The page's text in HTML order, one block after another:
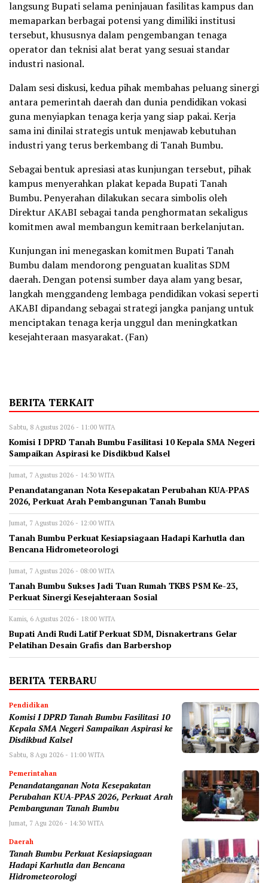
langsung Bupati selama peninjauan fasilitas kampus dan
memaparkan berbagai potensi yang dimiliki institusi
tersebut, khususnya dalam pengembangan tenaga
operator dan teknisi alat berat yang sesuai standar
industri nasional.
Dalam sesi diskusi, kedua pihak membahas peluang sinergi
antara pemerintah daerah dan dunia pendidikan vokasi
guna menyiapkan tenaga kerja yang siap pakai. Kerja
sama ini dinilai strategis untuk menjawab kebutuhan
industri yang terus berkembang di Tanah Bumbu.
Sebagai bentuk apresiasi atas kunjungan tersebut, pihak
kampus menyerahkan plakat kepada Bupati Tanah
Bumbu. Penyerahan dilakukan secara simbolis oleh
Direktur AKABI sebagai tanda penghormatan sekaligus
komitmen awal membangun kemitraan berkelanjutan.
Kunjungan ini menegaskan komitmen Bupati Tanah
Bumbu dalam mendorong penguatan kualitas SDM
daerah. Dengan potensi sumber daya alam yang besar,
langkah menggandeng lembaga pendidikan vokasi seperti
AKABI dipandang sebagai strategi jangka panjang untuk
menciptakan tenaga kerja unggul dan meningkatkan
kesejahteraan masyarakat. (Fan)
BERITA TERKAIT
Sabtu, 8 Agustus 2026 - 11:00 WITA
Komisi I DPRD Tanah Bumbu Fasilitasi 10 Kepala SMA Negeri
Sampaikan Aspirasi ke Disdikbud Kalsel
Jumat, 7 Agustus 2026 - 14:30 WITA
Penandatanganan Nota Kesepakatan Perubahan KUA-PPAS
2026, Perkuat Arah Pembangunan Tanah Bumbu
Jumat, 7 Agustus 2026 - 12:00 WITA
Tanah Bumbu Perkuat Kesiapsiagaan Hadapi Karhutla dan
Bencana Hidrometeorologi
Jumat, 7 Agustus 2026 - 08:00 WITA
Tanah Bumbu Sukses Jadi Tuan Rumah TKBS PSM Ke-23,
Perkuat Sinergi Kesejahteraan Sosial
Kamis, 6 Agustus 2026 - 18:00 WITA
Bupati Andi Rudi Latif Perkuat SDM, Disnakertrans Gelar
Pelatihan Desain Grafis dan Barbershop
BERITA TERBARU
Pendidikan
Komisi I DPRD Tanah Bumbu Fasilitasi 10
Kepala SMA Negeri Sampaikan Aspirasi ke
Disdikbud Kalsel
Sabtu, 8 Agu 2026 - 11:00 WITA
Pemerintahan
Penandatanganan Nota Kesepakatan
Perubahan KUA-PPAS 2026, Perkuat Arah
Pembangunan Tanah Bumbu
Jumat, 7 Agu 2026 - 14:30 WITA
Daerah
Tanah Bumbu Perkuat Kesiapsiagaan
Hadapi Karhutla dan Bencana
Hidrometeorologi